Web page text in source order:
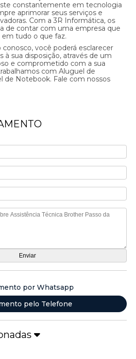
constantemente em tecnologia
aprimorar seus serviços e
Com a 3R Informática, os
de contar com uma empresa que
em tudo o que faz.
você poderá esclarecer
à sua disposição, através de um
e comprometido com a sua
com Aluguel de
de Notebook. Fale com nossos
por Whatsapp
pelo Telefone